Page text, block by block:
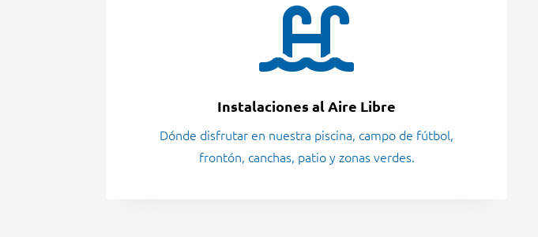

Instalaciones al Aire Libre
Dónde disfrutar en nuestra piscina, campo de fútbol,
frontón, canchas, patio y zonas verdes.